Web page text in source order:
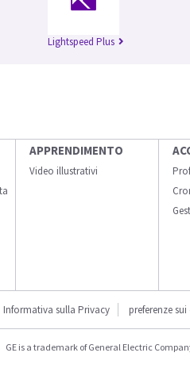
Lightspeed Plus
APPRENDIMENTO
Video illustrativi
Informativa sulla Privacy preferenze
GE is a trademark of General Electric